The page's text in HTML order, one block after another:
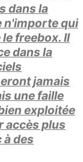
dans la
n'importe qui
freebox. Il
dans la
jamais
une faille
exploitée
accès plus
à des